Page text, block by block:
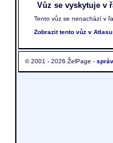
Vůz se vyskytuje v
Tento vůz se nenachází v
Zobrazit tento vůz v
© 2001 - 2026 ŽelPage -